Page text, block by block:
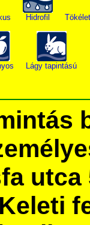
Hidrofil
Lágy tapintású
utca